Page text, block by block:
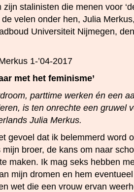
stalinisten die menen voor
velen onder hen, Julia
Universiteit Nijmegen,
1-’04-2017
met het feminisme’
parttime werken én een
is ten onrechte een gruwel
Julia Merkus.
gevoel dat ik belemmerd word
mijn broer, de kans om naar
maken. Ik mag seks hebben
mijn dromen en hem
wet die een vrouw ervan